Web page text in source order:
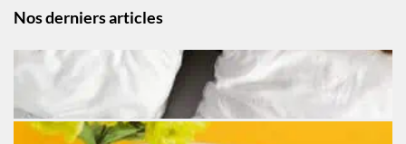
Nos derniers articles